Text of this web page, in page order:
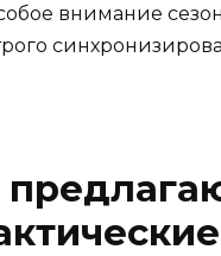
внимание